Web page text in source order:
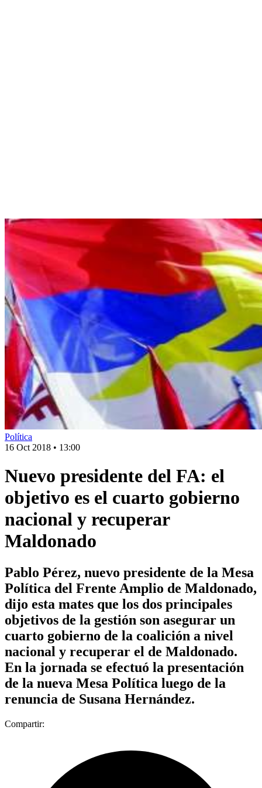
Política
16 Oct 2018 • 13:00
Nuevo presidente del FA: el
objetivo es el cuarto gobierno
nacional y recuperar
Maldonado
Pablo Pérez, nuevo presidente de la Mesa
Política del Frente Amplio de Maldonado,
dijo esta mates que los dos principales
objetivos de la gestión son asegurar un
cuarto gobierno de la coalición a nivel
nacional y recuperar el de Maldonado.
En la jornada se efectuó la presentación
de la nueva Mesa Política luego de la
renuncia de Susana Hernández.
Compartir: